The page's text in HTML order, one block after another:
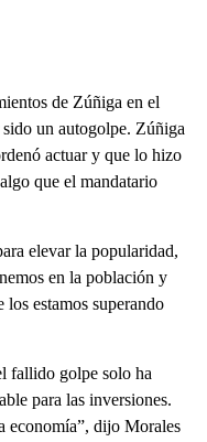
de Zúñiga en el
un autogolpe. Zúñiga
actuar y que lo hizo
que el mandatario
elevar la popularidad,
en la población y
los estamos superando
fallido golpe solo ha
para las inversiones.
economía”, dijo Morales